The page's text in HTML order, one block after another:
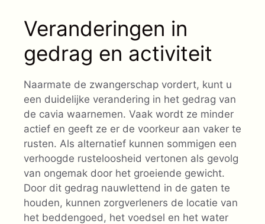
Veranderingen in
gedrag en activiteit
Naarmate de zwangerschap vordert, kunt u
een duidelijke verandering in het gedrag van
de cavia waarnemen. Vaak wordt ze minder
actief en geeft ze er de voorkeur aan vaker te
rusten. Als alternatief kunnen sommigen een
verhoogde rusteloosheid vertonen als gevolg
van ongemak door het groeiende gewicht.
Door dit gedrag nauwlettend in de gaten te
houden, kunnen zorgverleners de locatie van
het beddengoed, het voedsel en het water